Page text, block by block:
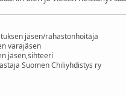
jäsen/rahastonhoitaja
varajäsen
jäsen,sihteeri
Suomen Chiliyhdistys ry